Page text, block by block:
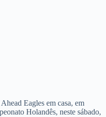
Eagles em casa, em
Holandês, neste sábado,